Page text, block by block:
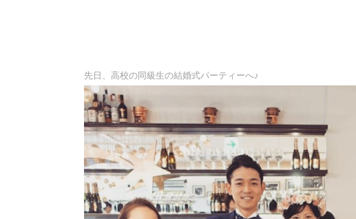
先日、高校の同級生の結婚式パーティーへ♪